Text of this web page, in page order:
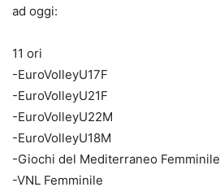
ad oggi:
11 ori
-EuroVolleyU17F
-EuroVolleyU21F
-EuroVolleyU22M
-EuroVolleyU18M
-Giochi del Mediterraneo Femminile
-VNL Femminile